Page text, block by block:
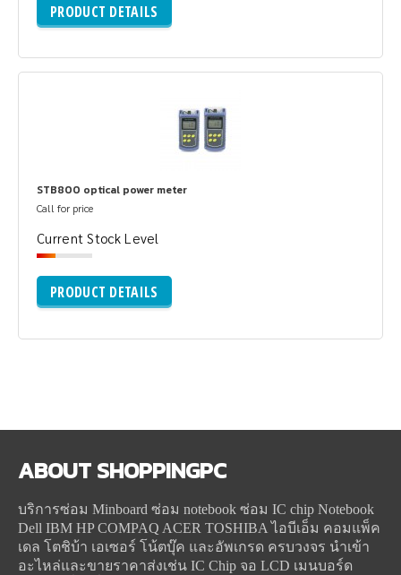
PRODUCT DETAILS
STB800 optical power meter
Call for price
Current Stock Level
PRODUCT DETAILS
ABOUTSHOPPINGPC
บริการซ่อม Minboard ซ่อม notebook ซ่อม IC chip Notebook
Dell IBM HP COMPAQ ACER TOSHIBA ไอบีเอ็ม คอมแพ็ค
เดล โตชิบ้า เอเซอร์ โน้ตบุ๊ค และอัพเกรด ครบวงจร นำเข้า
อะไหล่และขายราคาส่งเช่น IC Chip จอ LCD เมนบอร์ด